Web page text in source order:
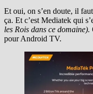
Et oui, on s’en doute, il
ça. Et c’est Mediatek qui
les Rois dans ce domaine).
pour Android TV.